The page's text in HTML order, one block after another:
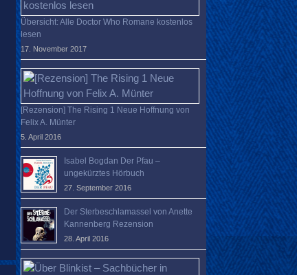
Übersicht: Alle Doctor Who Romane kostenlos
lesen
17. November 2017
[Rezension] The Rising 1 Neue Hoffnung von
Felix A. Münter
5. April 2016
Isabel Bogdan Der Pfau –
ungekürztes Hörbuch
27. September 2016
Der Sterbeschlamassel von Anette
Kannenberg Rezension
28. April 2016